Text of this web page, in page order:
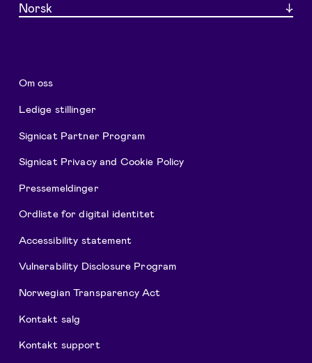
Norsk
Om oss
Ledige stillinger
Signicat Partner Program
Signicat Privacy and Cookie Policy
Pressemeldinger
Ordliste for digital identitet
Accessibility statement
Vulnerability Disclosure Program
Norwegian Transparency Act
Kontakt salg
Kontakt support